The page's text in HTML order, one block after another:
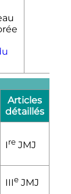
Articles
détaillés
Ire JMJ
IIIe JMJ